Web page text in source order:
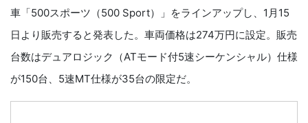
車「500スポーツ（500 Sport）」をラインアップし、1月15
日より販売すると発表した。車両価格は274万円に設定。販売
台数はデュアロジック（ATモード付5速シーケンシャル）仕様
が150台、5速MT仕様が35台の限定だ。